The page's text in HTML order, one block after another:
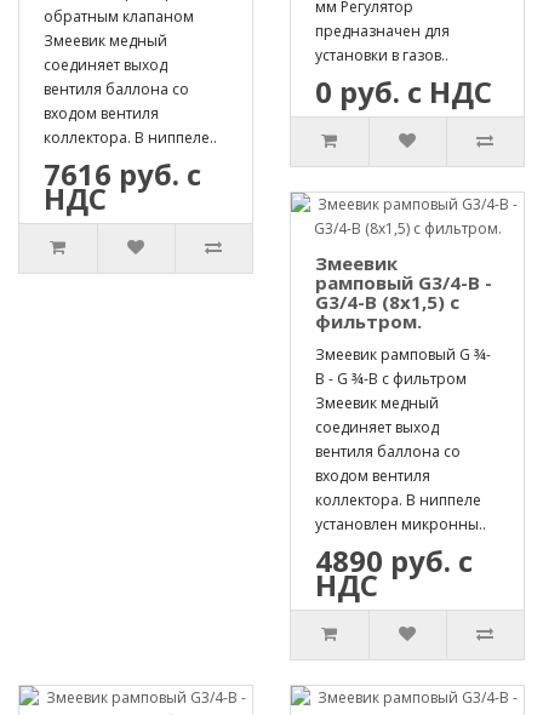
обратным клапаном
Змеевик медный
соединяет выход
вентиля баллона со
входом вентиля
коллектора. В ниппеле..
7616 руб. с
НДС
мм Регулятор
предназначен для
установки в газов..
0 руб. с НДС
Змеевик
рамповый G3/4-B -
G3/4-B (8х1,5) с
фильтром.
Змеевик рамповый G ¾-
B - G ¾-B с фильтром
Змеевик медный
соединяет выход
вентиля баллона со
входом вентиля
коллектора. В ниппеле
установлен микронны..
4890 руб. с
НДС